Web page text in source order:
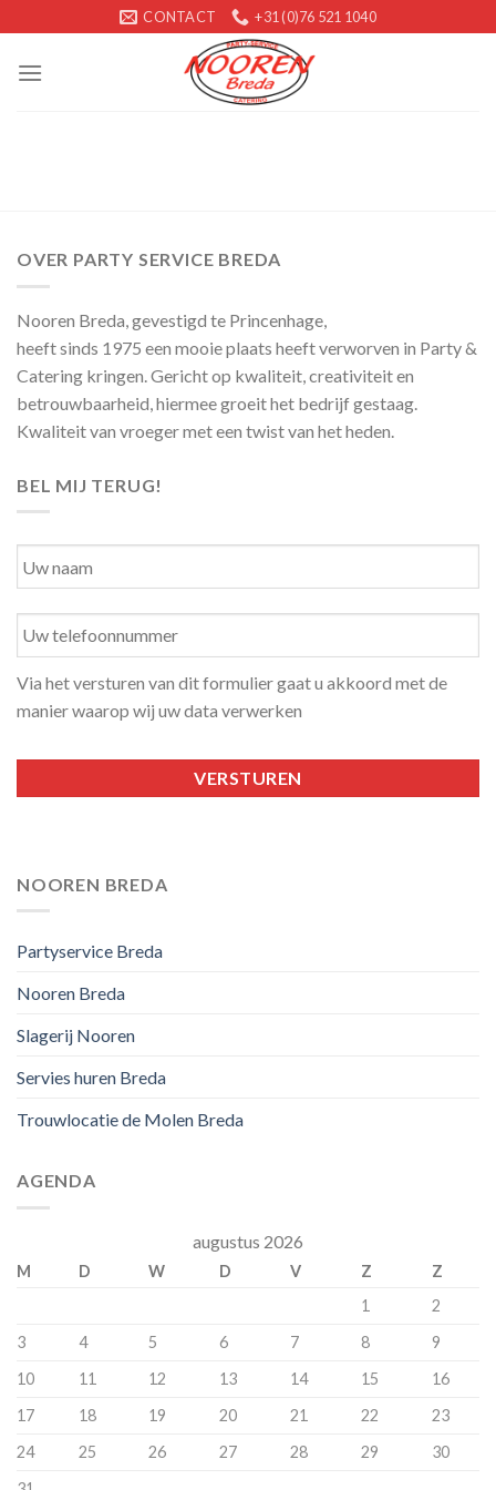
to
content
CONTACT +31 (0)76 521 1040
OVER PARTY SERVICE BREDA
Nooren Breda, gevestigd te Princenhage,
heeft sinds 1975 een mooie plaats heeft verworven in Party &
Catering kringen. Gericht op kwaliteit, creativiteit en
betrouwbaarheid, hiermee groeit het bedrijf gestaag.
Kwaliteit van vroeger met een twist van het heden.
BEL MIJ TERUG!
Via het versturen van dit formulier gaat u akkoord met de
manier waarop wij uw data verwerken
NOOREN BREDA
Partyservice Breda
Nooren Breda
Slagerij Nooren
Servies huren Breda
Trouwlocatie de Molen Breda
AGENDA
augustus 2026
M D W D V Z
Z
1
2
3
4 5 6 7 8
9
10
11 12 13 14 15
16
17
18 19 20 21 22
23
24
25 26 27 28 29
30